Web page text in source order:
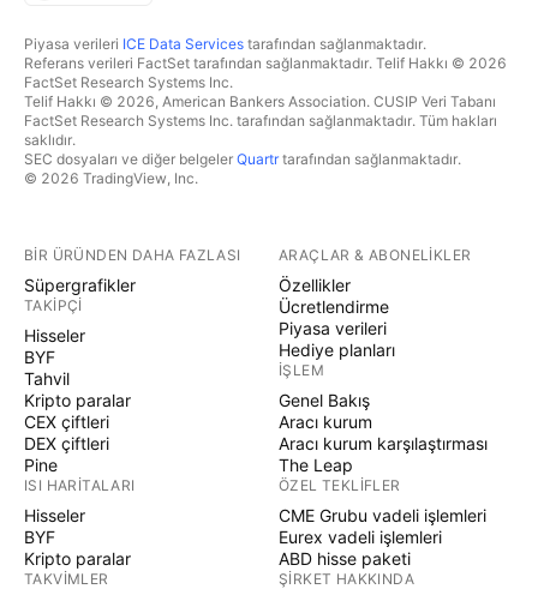
Piyasa verileri ICE Data Services tarafından sağlanmaktadır.
Referans verileri FactSet tarafından sağlanmaktadır. Telif Hakkı © 2026
FactSet Research Systems Inc.
Telif Hakkı © 2026, American Bankers Association. CUSIP Veri Tabanı
FactSet Research Systems Inc. tarafından sağlanmaktadır. Tüm hakları
saklıdır.
SEC dosyaları ve diğer belgeler Quartrtarafından sağlanmaktadır.
© 2026 TradingView, Inc.
BIR ÜRÜNDEN DAHA FAZLASI
Süpergrafikler
TAKIPÇI
Hisseler
BYF
Tahvil
Kripto paralar
CEX çiftleri
DEX çiftleri
Pine
ISI HARITALARI
Hisseler
BYF
Kripto paralar
TAKVIMLER
ARAÇLAR & ABONELIKLER
Özellikler
Ücretlendirme
Piyasa verileri
Hediye planları
İŞLEM
Genel Bakış
Aracı kurum
Aracı kurum karşılaştırması
The Leap
ÖZEL TEKLIFLER
CME Grubu vadeli işlemleri
Eurex vadeli işlemleri
ABD hisse paketi
ŞIRKET HAKKINDA